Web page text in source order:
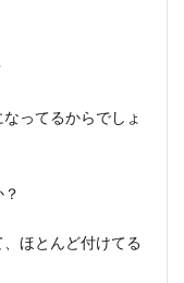
ってるからでしょ
ほとんど付けてる